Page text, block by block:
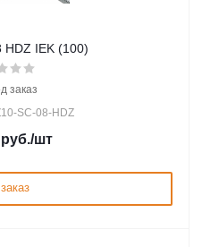
IEK (100)
заказ
SC-08-HDZ
/шт